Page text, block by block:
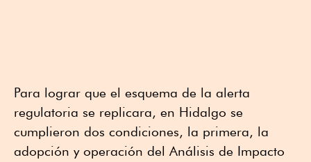
Para lograr que el esquema de la alerta
regulatoria se replicara, en Hidalgo se
cumplieron dos condiciones, la primera, la
adopción y operación del Análisis de Impacto